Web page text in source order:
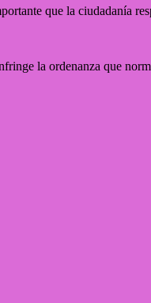
que la ciudadanía
la ordenanza que